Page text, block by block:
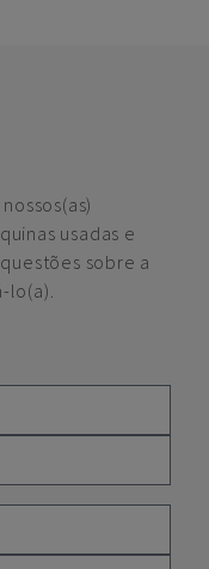
usadas e
sobre a
lo(a).